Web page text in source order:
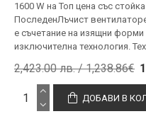
1600 W на Топ цена със
ПоследенЛъчист
е съчетание на изящни
изключителна технология.
2,423.00 лв. / 1,238.86€
ДОБАВИ В